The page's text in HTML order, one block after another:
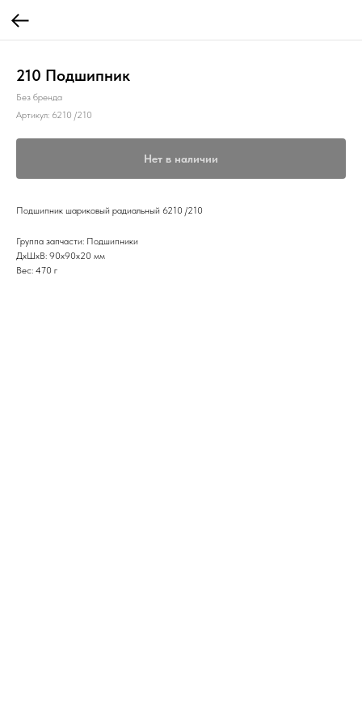
210 Подшипник
Без бренда
Артикул: 6210 /210
Нет в наличии
Подшипник шариковый радиальный 6210 /210
Группа запчасти: Подшипники
ДxШxВ: 90x90x20 мм
Вес: 470 г